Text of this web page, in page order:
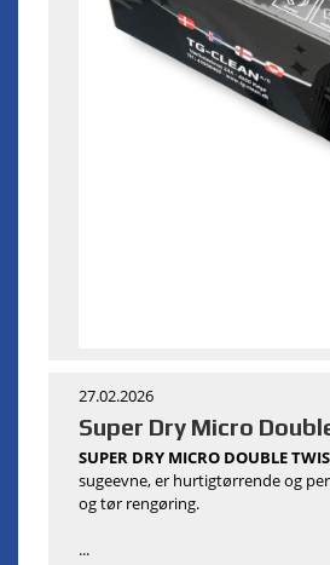
27.02.2026
Super Dry Micro
SUPER DRY MICRO DOUBLE
sugeevne, er hurtigtørrende og
og tør rengøring.
...